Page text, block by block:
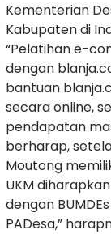
Kementerian
Kabupaten di
“Pelatihan e-
dengan
bantuan
secara online,
pendapatan
berharap,
Moutong
UKM
dengan
PADesa,”